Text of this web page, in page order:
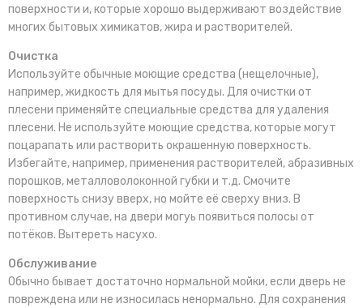
поверхности и, которые хорошо выдерживают воздействие
многих бытовых химикатов, жира и растворителей.
Очистка
Используйте обычные моющие средства (нещелочные),
например, жидкость для мытья посуды. Для очистки от
плесени применяйте специальные средства для удаления
плесени. Не используйте моющие средства, которые могут
поцарапать или растворить окрашенную поверхность.
Избегайте, например, применения растворителей, абразивных
порошков, металловолоконной губки и т.д. Смочите
поверхность снизу вверх, но мойте её сверху вниз. В
противном случае, на двери могуь появиться полосы от
потёков. Вытереть насухо.
Обслуживание
Обычно бывает достаточно нормальной мойки, если дверь не
повреждена или не износилась ненормально. Для сохранения